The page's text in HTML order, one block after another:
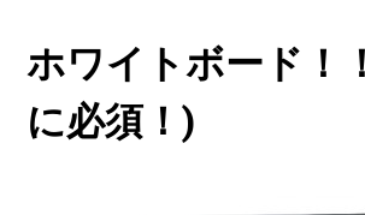
ホワイトボード！
に必須！)